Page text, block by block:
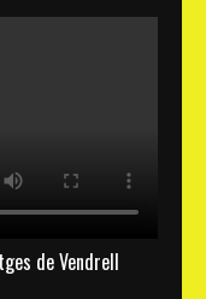
de Vendrell